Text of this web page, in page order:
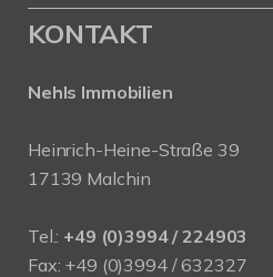
KONTAKT
Nehls Immobilien
Heinrich-Heine-Straße 39
17139 Malchin
Tel.: +49 (0)3994 / 224903
Fax: +49 (0)3994 / 632327